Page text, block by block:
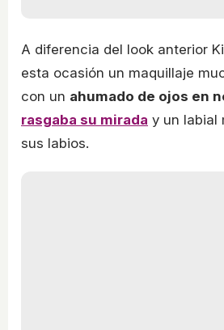
A diferencia del look anterior
esta ocasión un maquillaje
con un ahumado de ojos en
rasgaba su mirada y un labial
sus labios.